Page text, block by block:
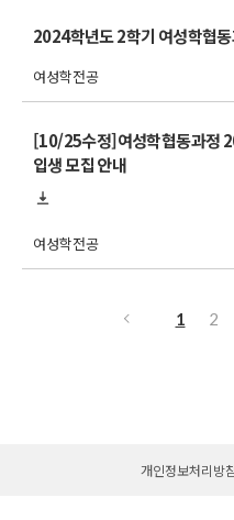
2024학년도 2학기 여성학협
여성학전공
[10/25수정]여성학협동과정
입생 모집 안내
여성학전공
1 2
개인정보처리방침